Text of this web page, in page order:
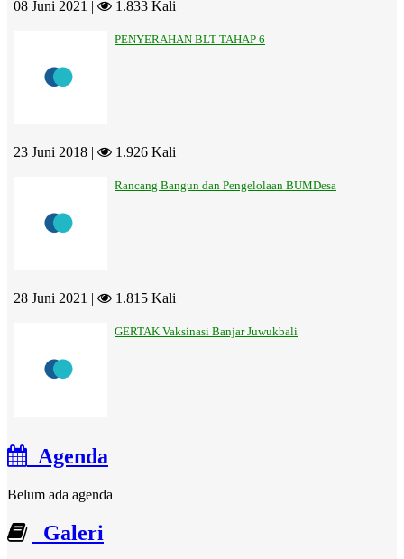
08 Juni 2021 | 1.833 Kali
PENYERAHAN BLT TAHAP 6
23 Juni 2018 | 1.926 Kali
Rancang Bangun dan Pengelolaan BUMDesa
28 Juni 2021 | 1.815 Kali
GERTAK Vaksinasi Banjar Juwukbali
Agenda
Belum ada agenda
Galeri